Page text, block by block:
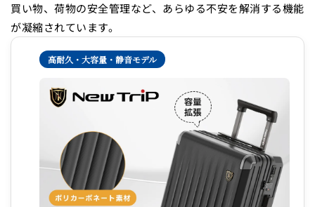
買い物、荷物の安全管理など、あらゆる不安を解消する機能
が凝縮されています。
高耐久・大容量・静音モデル